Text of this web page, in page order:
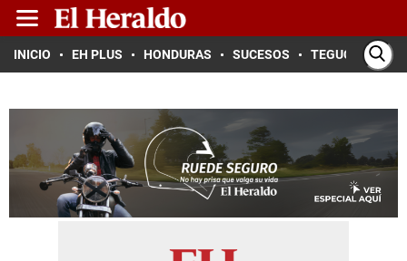
INICIO EH PLUS HONDURAS SUCESOS TEGUCIGALPA